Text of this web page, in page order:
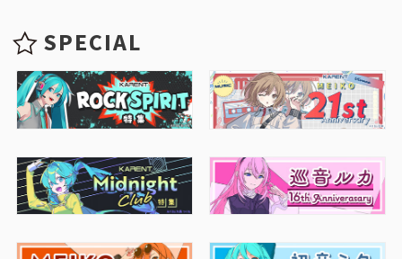
SPECIAL